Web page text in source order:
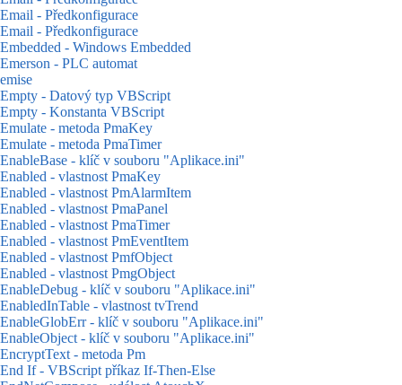
Email - Předkonfigurace
Email - Předkonfigurace
Embedded - Windows Embedded
Emerson - PLC automat
emise
Empty - Datový typ VBScript
Empty - Konstanta VBScript
Emulate - metoda PmaKey
Emulate - metoda PmaTimer
EnableBase - klíč v souboru "Aplikace.ini"
Enabled - vlastnost PmaKey
Enabled - vlastnost PmAlarmItem
Enabled - vlastnost PmaPanel
Enabled - vlastnost PmaTimer
Enabled - vlastnost PmEventItem
Enabled - vlastnost PmfObject
Enabled - vlastnost PmgObject
EnableDebug - klíč v souboru "Aplikace.ini"
EnabledInTable - vlastnost tvTrend
EnableGlobErr - klíč v souboru "Aplikace.ini"
EnableObject - klíč v souboru "Aplikace.ini"
EncryptText - metoda Pm
End If - VBScript příkaz If-Then-Else